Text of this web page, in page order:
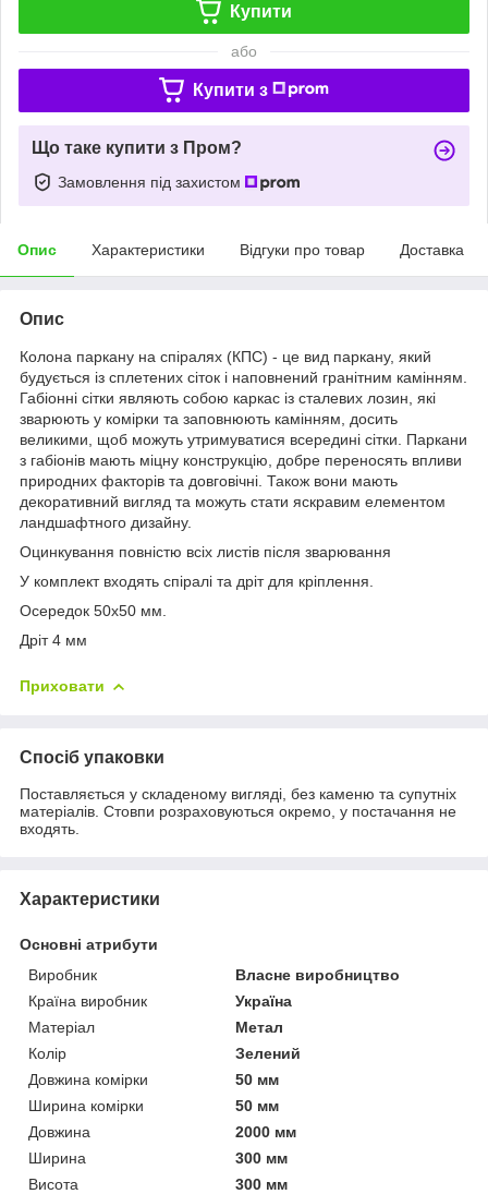
Купити
або
Купити з
Що таке купити з Пром?
Замовлення під захистом
Опис Характеристики Відгуки про товар Доставка
Опис
Колона паркану на спіралях (КПС) - це вид паркану, який
будується із сплетених сіток і наповнений гранітним камінням.
Габіонні сітки являють собою каркас із сталевих лозин, які
зварюють у комірки та заповнюють камінням, досить
великими, щоб можуть утримуватися всередині сітки. Паркани
з габіонів мають міцну конструкцію, добре переносять впливи
природних факторів та довговічні. Також вони мають
декоративний вигляд та можуть стати яскравим елементом
ландшафтного дизайну.
Оцинкування повністю всіх листів після зварювання
У комплект входять спіралі та дріт для кріплення.
Осередок 50х50 мм.
Дріт 4 мм
Приховати
Спосіб упаковки
Поставляється у складеному вигляді, без каменю та супутніх
матеріалів. Стовпи розраховуються окремо, у постачання не
входять.
Характеристики
Основні атрибути
Виробник
Власне виробництво
Країна виробник
Україна
Матеріал
Метал
Колір
Зелений
Довжина комірки
50 мм
Ширина комірки
50 мм
Довжина
2000 мм
Ширина
300 мм
Висота
300 мм